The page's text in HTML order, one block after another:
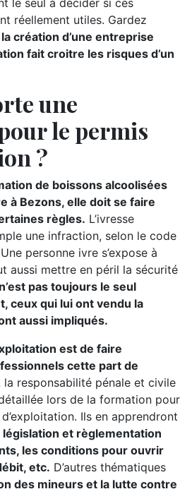
le seul à décider si ces
réellement utiles. Gardez
la création d’une entreprise
fait croitre les risques d’un
une
le permis
?
de boissons alcoolisées
à Bezons, elle doit se faire
règles. L’ivresse
une infraction, selon le code
personne ivre s’expose à
aussi mettre en péril la sécurité
pas toujours le seul
ceux qui lui ont vendu la
aussi impliqués.
est de faire
cette part de
la responsabilité pénale et civile
lors de la formation pour
Ils en apprendront
législation et règlementation
les conditions pour ouvrir
etc. D’autres thématiques
des mineurs et la lutte contre